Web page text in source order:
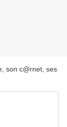
son c@rnet, ses